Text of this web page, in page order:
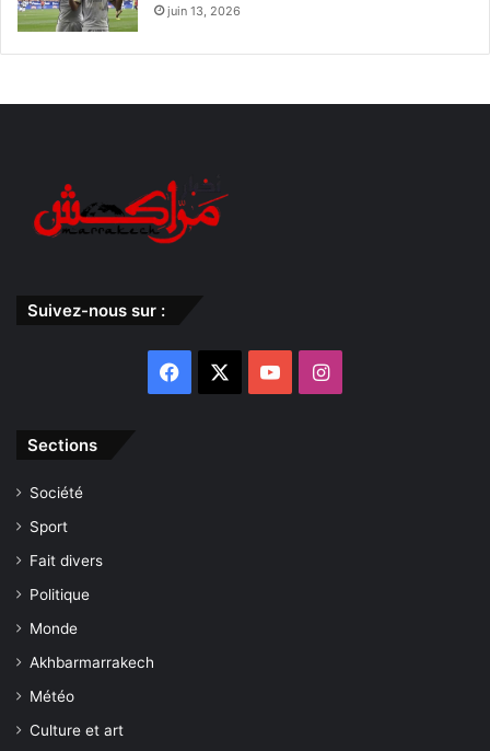
juin 13, 2026
Suivez-nous sur :
Facebook YouTubeInstagram
Sections
Société
Sport
Fait divers
Politique
Monde
Akhbarmarrakech
Météo
Culture et art